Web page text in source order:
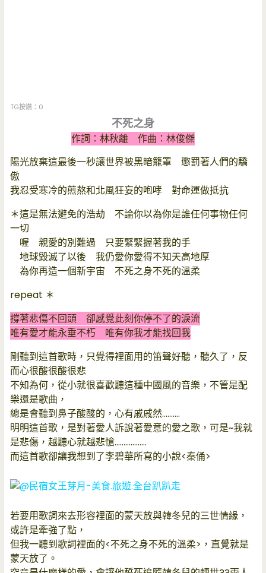
TG按讚：0
不死之身
作詞：林秋離 作曲：林俊傑
陽光放棄這最後一秒讓世界被黑暗籠罩 懲罰著人們的驕
傲
我忍受寒冷的煎熬和北風狂妄的咆哮 對命運做抵抗
＊這是無法避免的浩劫 不論你以為你是誰任何事物任何
一切
喔 親愛的別難過 只要緊緊握著我的手
地球毀滅了以後 我仍愛你愛得不知天高地厚
為你再造一個新宇宙 不死之身不死的溫柔
repeat ＊
撐著悲傷不回頭 卻感覺此刻你停不了的淚流
唯有愛才能永垂不朽 唯有你我才能找回我
剛聽到這首歌時，只覺得裡面用的笛聲好聽，聽久了，反
而心很酸很酸很悲
不知為何，從小就很喜歡聽這種中國風的音樂，不管是配
樂還是歌曲，
總是會聽到鼻子酸酸的，心有戚戚然……….
明明這首歌，是對著愛人訴說著愛意的愛之歌，可是~我就
是悲傷，越聽心就越悲愴………………
而這首歌卻讓我想到了李碧華所寫的小說<秦俑>
若要用歌詞來去形容裡面的蒙天放與韓冬兒的三世情緣，
或許是牽強了點，
但我一聽到歌詞裡面的<不死之身不死的溫柔>，直覺就是
蒙天放了。